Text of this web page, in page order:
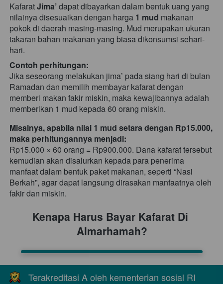
Kafarat Jima’ dapat dibayarkan dalam bentuk uang yang
nilainya disesuaikan dengan harga 1 mud makanan
pokok di daerah masing-masing. Mud merupakan ukuran
takaran bahan makanan yang biasa dikonsumsi sehari-
hari.
Contoh perhitungan:
Jika seseorang melakukan jima’ pada siang hari di bulan
Ramadan dan memilih membayar kafarat dengan
memberi makan fakir miskin, maka kewajibannya adalah
memberikan 1 mud kepada 60 orang miskin.
Misalnya, apabila nilai 1 mud setara dengan Rp15.000,
maka perhitungannya menjadi:
Rp15.000 × 60 orang = Rp900.000. Dana kafarat tersebut
kemudian akan disalurkan kepada para penerima
manfaat dalam bentuk paket makanan, seperti “Nasi
Berkah”, agar dapat langsung dirasakan manfaatnya oleh
fakir dan miskin.
Kenapa Harus Bayar Kafarat Di
Almarhamah?
Terakreditasi A oleh kementerian sosial RI